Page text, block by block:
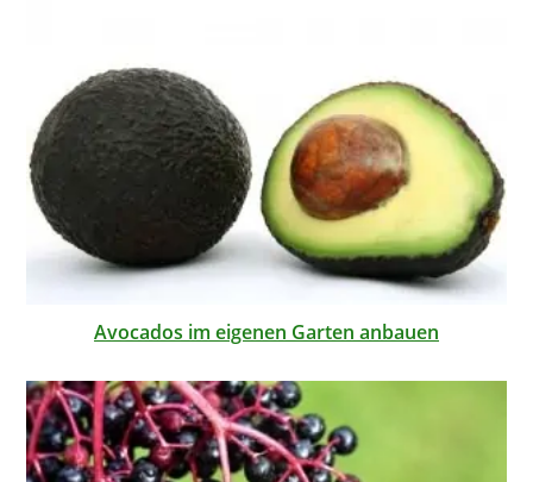
Avocados im eigenen Garten anbauen